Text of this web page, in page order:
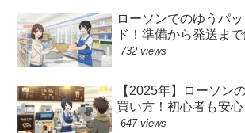
ローソンでのゆうパ
ド！準備から発送ま
732 views
【2025年】ローソン
買い方！初心者も安心
647 views